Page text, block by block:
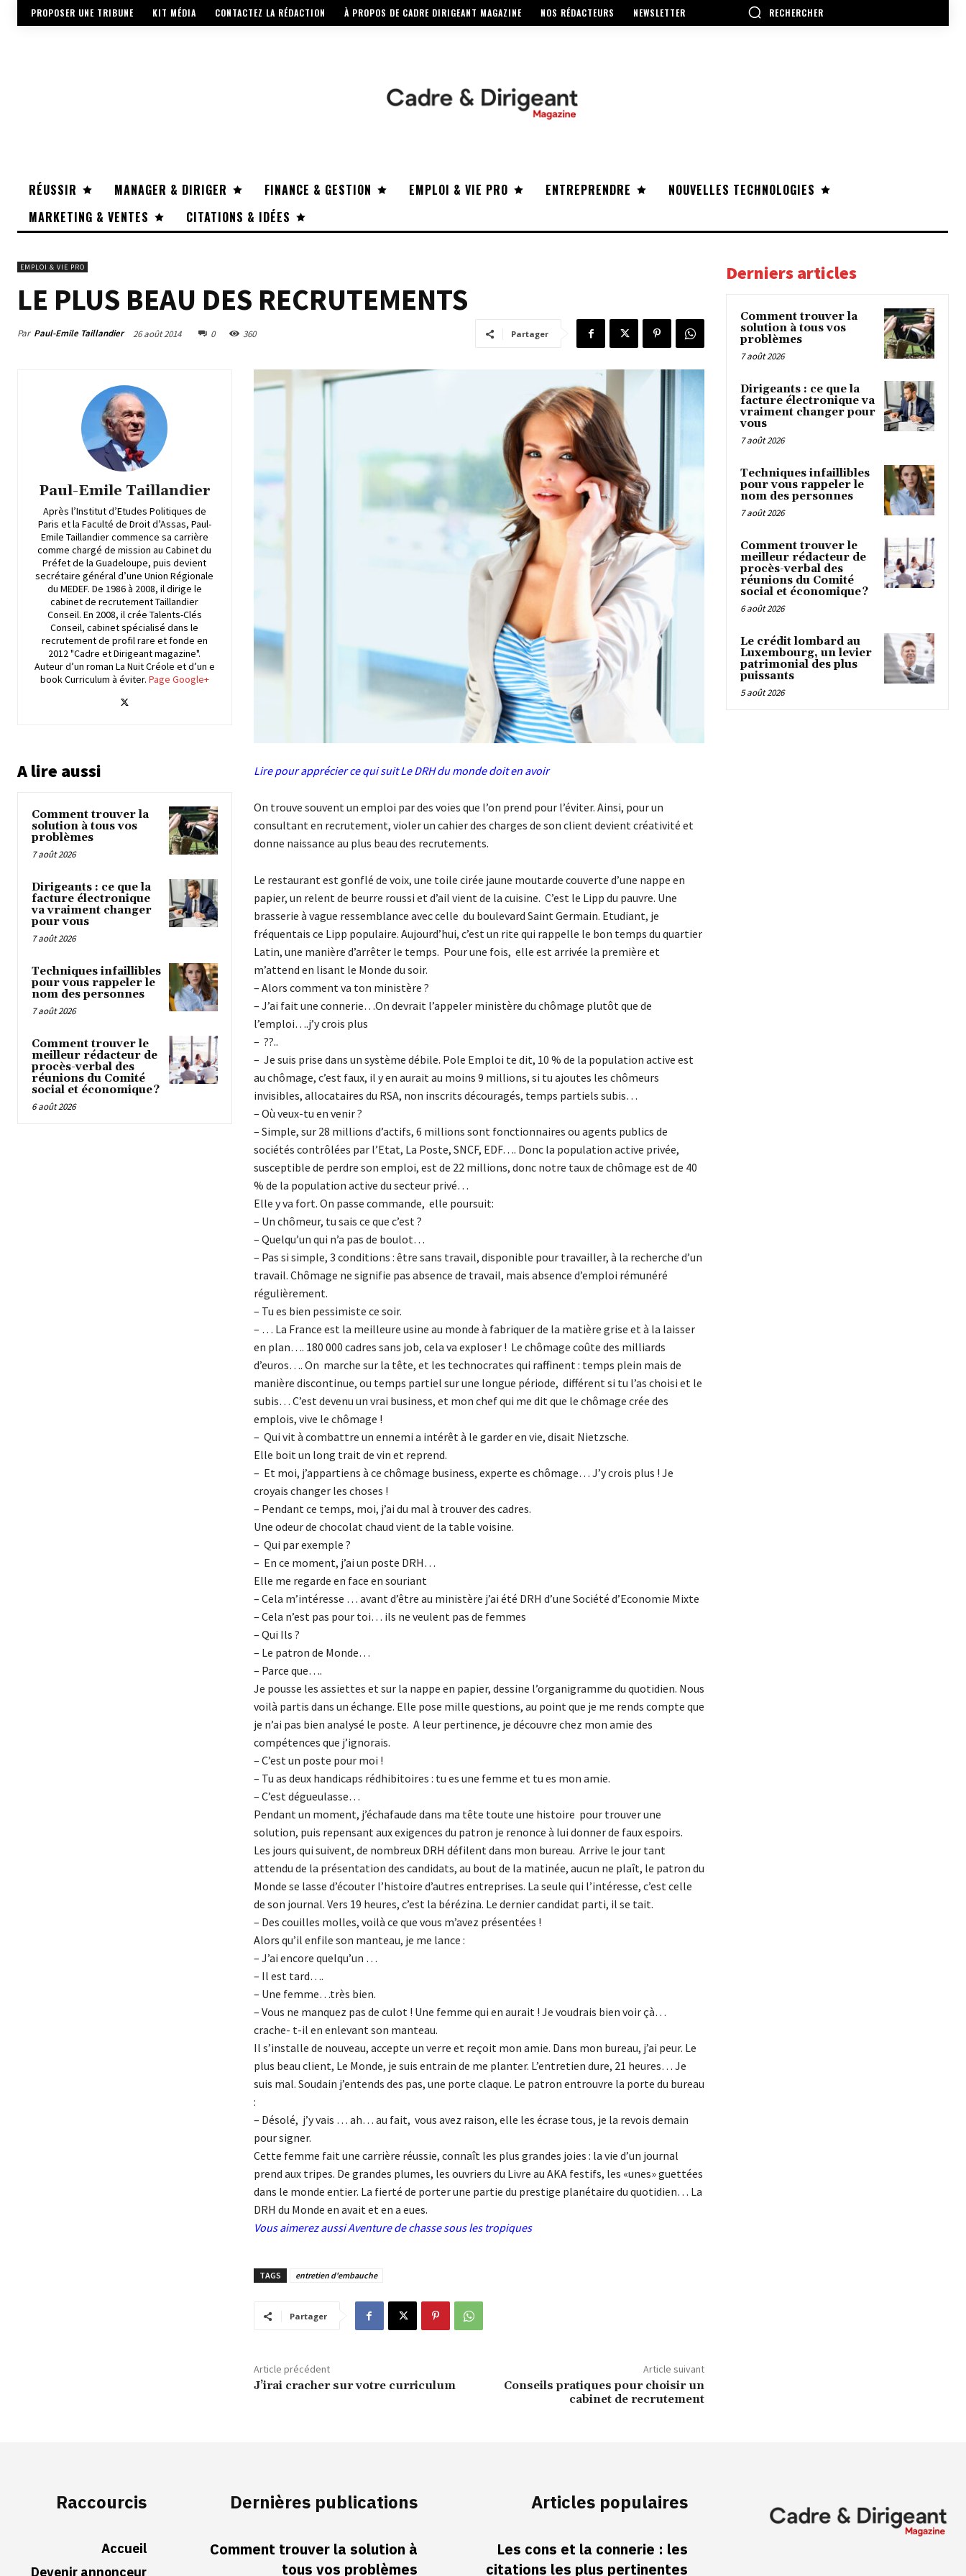
PROPOSER UNE TRIBUNE KIT MÉDIA CONTACTEZ LA RÉDACTION À PROPOS DE CADRE DIRIGEANT MAGAZINE NOS RÉDACTEURS NEWSLETTER RECHERCHER
RÉUSSIR MANAGER & DIRIGER FINANCE & GESTION EMPLOI & VIE PRO ENTREPRENDRE
NOUVELLES TECHNOLOGIES
MARKETING & VENTES
CITATIONS & IDÉES
EMPLOI & VIE PRO
LE PLUS BEAU DES RECRUTEMENTS
Par Paul-Emile Taillandier 26 août 2014 0 360 Partager
Paul-Emile Taillandier
Après l’Institut d’Etudes Politiques de
Paris et la Faculté de Droit d’Assas, Paul-
Emile Taillandier commence sa carrière
comme chargé de mission au Cabinet du
Préfet de la Guadeloupe, puis devient
secrétaire général d’une Union Régionale
du MEDEF. De 1986 à 2008, il dirige le
cabinet de recrutement Taillandier
Conseil. En 2008, il crée Talents-Clés
Conseil, cabinet spécialisé dans le
recrutement de profil rare et fonde en
2012 "Cadre et Dirigeant magazine".
Auteur d’un roman La Nuit Créole et d’un e
book Curriculum à éviter. Page Google+
A lire aussi
Comment trouver la
solution à tous vos
problèmes
7 août 2026
Dirigeants : ce que la
facture électronique
va vraiment changer
pour vous
7 août 2026
Techniques infaillibles
pour vous rappeler le
nom des personnes
7 août 2026
Comment trouver le
meilleur rédacteur de
procès-verbal des
réunions du Comité
social et économique ?
6 août 2026
Lire pour apprécier ce qui suitLe DRH du monde doit en avoir
On trouve souvent un emploi par des voies que l’on prend pour l’éviter. Ainsi, pour un
consultant en recrutement, violer un cahier des charges de son client devient créativité et
donne naissance au plus beau des recrutements.
Le restaurant est gonflé de voix, une toile cirée jaune moutarde couverte d’une nappe en
papier, un relent de beurre roussi et d’ail vient de la cuisine. C’est le Lipp du pauvre. Une
brasserie à vague ressemblance avec celle du boulevard Saint Germain. Etudiant, je
fréquentais ce Lipp populaire. Aujourd’hui, c’est un rite qui rappelle le bon temps du quartier
Latin, une manière d’arrêter le temps. Pour une fois, elle est arrivée la première et
m’attend en lisant le Monde du soir.
– Alors comment va ton ministère ?
– J’ai fait une connerie…On devrait l’appeler ministère du chômage plutôt que de
l’emploi….j’y crois plus
– ??..
– Je suis prise dans un système débile. Pole Emploi te dit, 10 % de la population active est
au chômage, c’est faux, il y en aurait au moins 9 millions, si tu ajoutes les chômeurs
invisibles, allocataires du RSA, non inscrits découragés, temps partiels subis…
– Où veux-tu en venir ?
– Simple, sur 28 millions d’actifs, 6 millions sont fonctionnaires ou agents publics de
sociétés contrôlées par l’Etat, La Poste, SNCF, EDF…. Donc la population active privée,
susceptible de perdre son emploi, est de 22 millions, donc notre taux de chômage est de 40
% de la population active du secteur privé…
Elle y va fort. On passe commande, elle poursuit:
– Un chômeur, tu sais ce que c’est ?
– Quelqu’un qui n’a pas de boulot…
– Pas si simple, 3 conditions : être sans travail, disponible pour travailler, à la recherche d’un
travail. Chômage ne signifie pas absence de travail, mais absence d’emploi rémunéré
régulièrement.
– Tu es bien pessimiste ce soir.
– … La France est la meilleure usine au monde à fabriquer de la matière grise et à la laisser
en plan…. 180 000 cadres sans job, cela va exploser ! Le chômage coûte des milliards
d’euros…. On marche sur la tête, et les technocrates qui raffinent : temps plein mais de
manière discontinue, ou temps partiel sur une longue période, différent si tu l’as choisi et le
subis… C’est devenu un vrai business, et mon chef qui me dit que le chômage crée des
emplois, vive le chômage !
– Qui vit à combattre un ennemi a intérêt à le garder en vie, disait Nietzsche.
Elle boit un long trait de vin et reprend.
– Et moi, j’appartiens à ce chômage business, experte es chômage… J’y crois plus ! Je
croyais changer les choses !
– Pendant ce temps, moi, j’ai du mal à trouver des cadres.
Une odeur de chocolat chaud vient de la table voisine.
– Qui par exemple ?
– En ce moment, j’ai un poste DRH…
Elle me regarde en face en souriant
– Cela m’intéresse … avant d’être au ministère j’ai été DRH d’une Société d’Economie Mixte
– Cela n’est pas pour toi… ils ne veulent pas de femmes
– Qui Ils ?
– Le patron de Monde…
– Parce que….
Je pousse les assiettes et sur la nappe en papier, dessine l’organigramme du quotidien. Nous
voilà partis dans un échange. Elle pose mille questions, au point que je me rends compte que
je n’ai pas bien analysé le poste. A leur pertinence, je découvre chez mon amie des
compétences que j’ignorais.
– C’est un poste pour moi !
– Tu as deux handicaps rédhibitoires : tu es une femme et tu es mon amie.
– C’est dégueulasse…
Pendant un moment, j’échafaude dans ma tête toute une histoire pour trouver une
solution, puis repensant aux exigences du patron je renonce à lui donner de faux espoirs.
Les jours qui suivent, de nombreux DRH défilent dans mon bureau. Arrive le jour tant
attendu de la présentation des candidats, au bout de la matinée, aucun ne plaît, le patron du
Monde se lasse d’écouter l’histoire d’autres entreprises. La seule qui l’intéresse, c’est celle
de son journal. Vers 19 heures, c’est la bérézina. Le dernier candidat parti, il se tait.
– Des couilles molles, voilà ce que vous m’avez présentées !
Alors qu’il enfile son manteau, je me lance :
– J’ai encore quelqu’un …
– Il est tard….
– Une femme…très bien.
– Vous ne manquez pas de culot ! Une femme qui en aurait ! Je voudrais bien voir çà…
crache- t-il en enlevant son manteau.
Il s’installe de nouveau, accepte un verre et reçoit mon amie. Dans mon bureau, j’ai peur. Le
plus beau client, Le Monde, je suis entrain de me planter. L’entretien dure, 21 heures… Je
suis mal. Soudain j’entends des pas, une porte claque. Le patron entrouvre la porte du bureau
:
– Désolé, j’y vais … ah… au fait, vous avez raison, elle les écrase tous, je la revois demain
pour signer.
Cette femme fait une carrière réussie, connaît les plus grandes joies : la vie d’un journal
prend aux tripes. De grandes plumes, les ouvriers du Livre au AKA festifs, les «unes» guettées
dans le monde entier. La fierté de porter une partie du prestige planétaire du quotidien… La
DRH du Monde en avait et en a eues.
Vous aimerez aussiAventure de chasse sous les tropiques
TAGS entretien d'embauche
Partager
Article précédent
J’irai cracher sur votre curriculum
Article suivant
Conseils pratiques pour choisir un
cabinet de recrutement
Derniers articles
Comment trouver la
solution à tous vos
problèmes
7 août 2026
Dirigeants : ce que la
facture électronique va
vraiment changer pour
vous
7 août 2026
Techniques infaillibles
pour vous rappeler le
nom des personnes
7 août 2026
Comment trouver le
meilleur rédacteur de
procès-verbal des
réunions du Comité
social et économique ?
6 août 2026
Le crédit lombard au
Luxembourg, un levier
patrimonial des plus
puissants
5 août 2026
Raccourcis
Accueil
Devenir annonceur
Dernières publications
Comment trouver la solution à
tous vos problèmes
Articles populaires
Les cons et la connerie : les
citations les plus pertinentes